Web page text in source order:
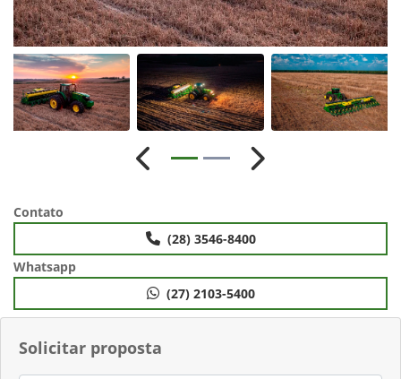
Solicitar proposta
Anterior Próximo
Contato
(28) 3546-8400
Whatsapp
(27) 2103-5400